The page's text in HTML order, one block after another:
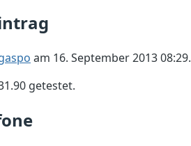
am 16. September 2013 08:29.
getestet.